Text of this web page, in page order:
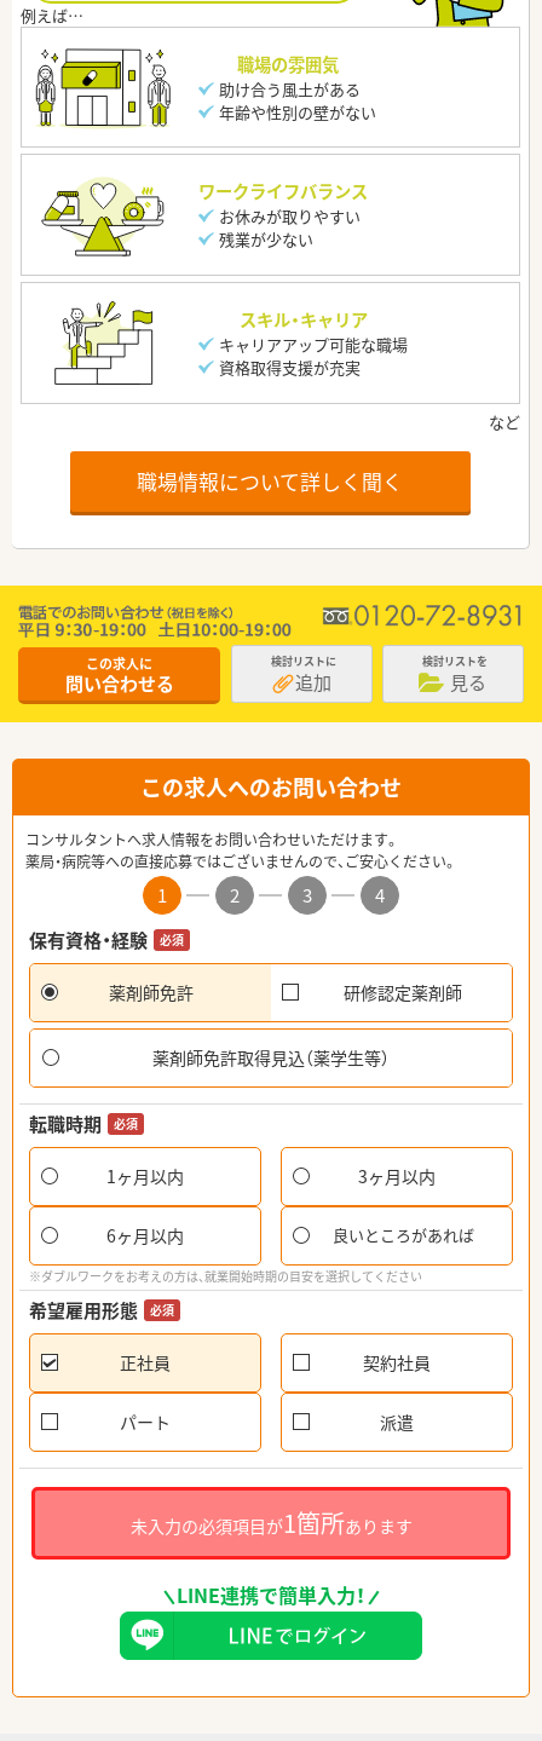
職場の雰囲気
助け合う風土がある
年齢や性別の壁がない
ワークライフバランス
お休みが取りやすい
残業が少ない
スキル・キャリア
キャリアアップ可能な職場
資格取得支援が充実
職場情報について詳しく聞く
この求人に
問い合わせる
検討リストに
追加
検討リストを
見る
この求人へのお問い合わせ
コンサルタントへ求人情報をお問い合わせいただけます。
薬局・病院等への直接応募ではございませんので、ご安心ください。
1 2 3
4
保有資格・経験
必須
薬剤師免許 研修認定薬剤師
薬剤師免許取得見込（薬学生等）
転職時期 必須
1ヶ月以内 3ヶ月以内
6ヶ月以内 良いところがあれば
※ダブルワークをお考えの方は、就業開始時期の目安を選択してください
希望雇用形態 必須
正社員 契約社員
パート 派遣
未入力の必須項目が1箇所あります
LINE連携で簡単入力！